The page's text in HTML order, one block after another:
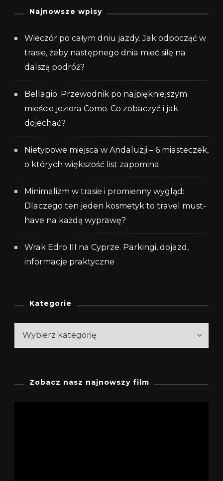
Najnowsze wpisy
Wieczór po całym dniu jazdy. Jak odpocząć w
trasie, żeby następnego dnia mieć siłę na
dalszą podróż?
Bellagio. Przewodnik po najpiękniejszym
mieście jeziora Como. Co zobaczyć i jak
dojechać?
Nietypowe miejsca w Andaluzji – 6 miasteczek,
o których większość list zapomina
Minimalizm w trasie i promienny wygląd:
Dlaczego ten jeden kosmetyk to travel must-
have na każdą wyprawę?
Wrak Edro III na Cyprze. Parkingi, dojazd,
informacje praktyczne
Kategorie
Kategorie
Zobacz nasz najnowszy film